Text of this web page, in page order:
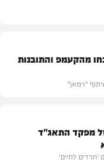
מהקעמפ והתובנות
"וימאן"
מפקד התאג"ד
'חרדים לחיים'